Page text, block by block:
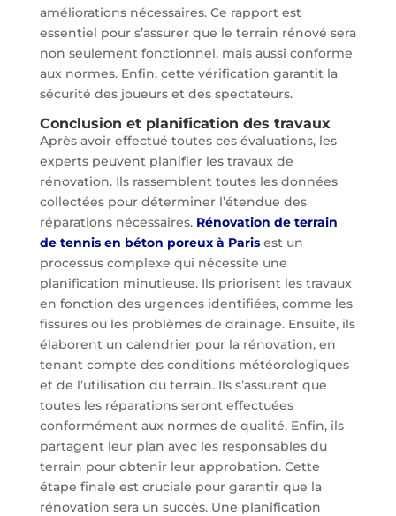
améliorations nécessaires. Ce rapport est
essentiel pour s’assurer que le terrain rénové sera
non seulement fonctionnel, mais aussi conforme
aux normes. Enfin, cette vérification garantit la
sécurité des joueurs et des spectateurs.
Conclusion et planification des travaux
Après avoir effectué toutes ces évaluations, les
experts peuvent planifier les travaux de
rénovation. Ils rassemblent toutes les données
collectées pour déterminer l’étendue des
réparations nécessaires. Rénovation de terrain
de tennis en béton poreux à Parisest un
processus complexe qui nécessite une
planification minutieuse. Ils priorisent les travaux
en fonction des urgences identifiées, comme les
fissures ou les problèmes de drainage. Ensuite, ils
élaborent un calendrier pour la rénovation, en
tenant compte des conditions météorologiques
et de l’utilisation du terrain. Ils s’assurent que
toutes les réparations seront effectuées
conformément aux normes de qualité. Enfin, ils
partagent leur plan avec les responsables du
terrain pour obtenir leur approbation. Cette
étape finale est cruciale pour garantir que la
rénovation sera un succès. Une planification